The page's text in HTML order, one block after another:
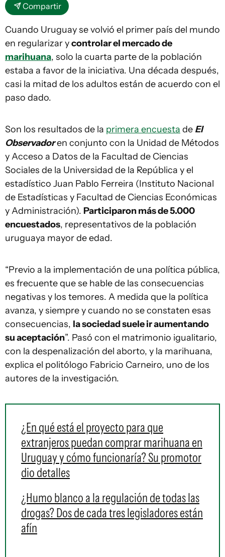
Compartir
Cuando Uruguay se volvió el primer país del mundo
en regularizar ycontrolar el mercado de
marihuana, solo la cuarta parte de la población
estaba a favor de la iniciativa. Una década después,
casi la mitad de los adultos están de acuerdo con el
paso dado.
Son los resultados de la primera encuesta de El
Observadoren conjunto con la Unidad de Métodos
y Acceso a Datos de la Facultad de Ciencias
Sociales de la Universidad de la República y el
estadístico Juan Pablo Ferreira (Instituto Nacional
de Estadísticas y Facultad de Ciencias Económicas
y Administración). Participaron más de 5.000
encuestados, representativos de la población
uruguaya mayor de edad.
“Previo a la implementación de una política pública,
es frecuente que se hable de las consecuencias
negativas y los temores. A medida que la política
avanza, y siempre y cuando no se constaten esas
consecuencias, la sociedad suele ir aumentando
su aceptación”. Pasó con el matrimonio igualitario,
con la despenalización del aborto, y la marihuana,
explica el politólogo Fabricio Carneiro, uno de los
autores de la investigación.
¿En qué está el proyecto para que
extranjeros puedan comprar marihuana en
Uruguay y cómo funcionaría? Su promotor
dio detalles
¿Humo blanco a la regulación de todas las
drogas? Dos de cada tres legisladores están
afín